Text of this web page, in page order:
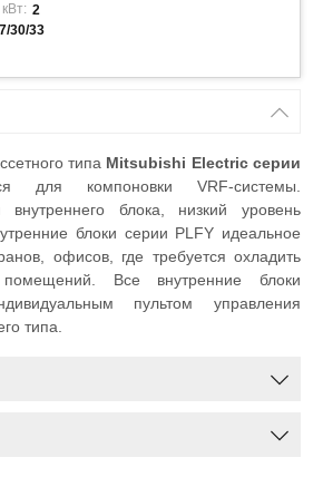
2
30/33
типа Mitsubishi Electric серии
для компоновки VRF-системы.
внутреннего блока, низкий уровень
блоки серии PLFY идеальное
офисов, где требуется охладить
Все внутренние блоки
пультом управления
типа.